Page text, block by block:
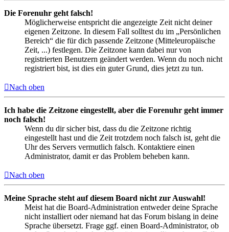
Die Forenuhr geht falsch!
Möglicherweise entspricht die angezeigte Zeit nicht deiner
eigenen Zeitzone. In diesem Fall solltest du im „Persönlichen
Bereich“ die für dich passende Zeitzone (Mitteleuropäische
Zeit, ...) festlegen. Die Zeitzone kann dabei nur von
registrierten Benutzern geändert werden. Wenn du noch nicht
registriert bist, ist dies ein guter Grund, dies jetzt zu tun.
Nach oben
Ich habe die Zeitzone eingestellt, aber die Forenuhr geht immer
noch falsch!
Wenn du dir sicher bist, dass du die Zeitzone richtig
eingestellt hast und die Zeit trotzdem noch falsch ist, geht die
Uhr des Servers vermutlich falsch. Kontaktiere einen
Administrator, damit er das Problem beheben kann.
Nach oben
Meine Sprache steht auf diesem Board nicht zur Auswahl!
Meist hat die Board-Administration entweder deine Sprache
nicht installiert oder niemand hat das Forum bislang in deine
Sprache übersetzt. Frage ggf. einen Board-Administrator, ob